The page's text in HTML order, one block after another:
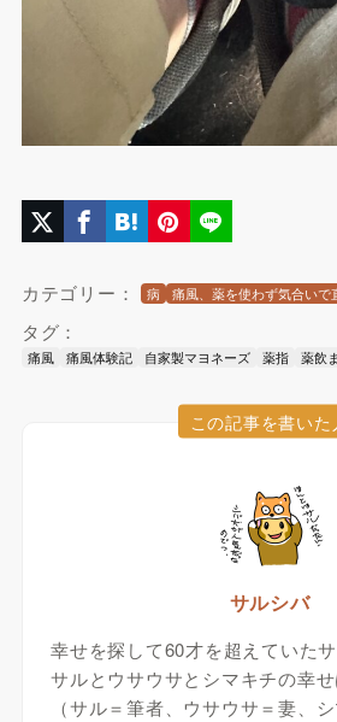
カテゴリー： 病 痛風、薬を使わず気合いで
タグ：
痛風 痛風体験記 自家製マヨネーズ 薬指 薬飲
この記事を書いた
サルシバ
幸せを探して60才を超えていたサ
サルとウサウサとシマキチの幸せ
（サル＝筆者、ウサウサ＝妻、